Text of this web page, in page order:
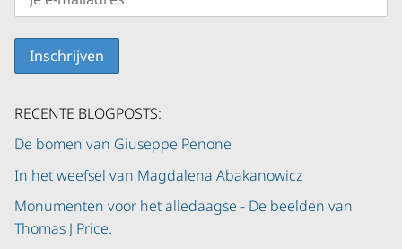
RECENTE BLOGPOSTS:
De bomen van Giuseppe Penone
In het weefsel van Magdalena Abakanowicz
Monumenten voor het alledaagse - De beelden van
Thomas J Price.